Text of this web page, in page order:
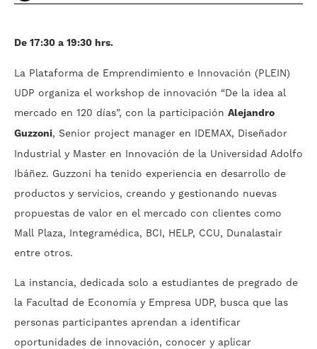
De 17:30 a 19:30 hrs.
La Plataforma de Emprendimiento e Innovación (PLEIN)
UDP organiza el workshop de innovación “De la idea al
mercado en 120 días”, con la participación Alejandro
Guzzoni, Senior project manager en IDEMAX, Diseñador
Industrial y Master en Innovación de la Universidad Adolfo
Ibáñez. Guzzoni ha tenido experiencia en desarrollo de
productos y servicios, creando y gestionando nuevas
propuestas de valor en el mercado con clientes como
Mall Plaza, Integramédica, BCI, HELP, CCU, Dunalastair
entre otros.
La instancia, dedicada solo a estudiantes de pregrado de
la Facultad de Economía y Empresa UDP, busca que las
personas participantes aprendan a identificar
oportunidades de innovación, conocer y aplicar